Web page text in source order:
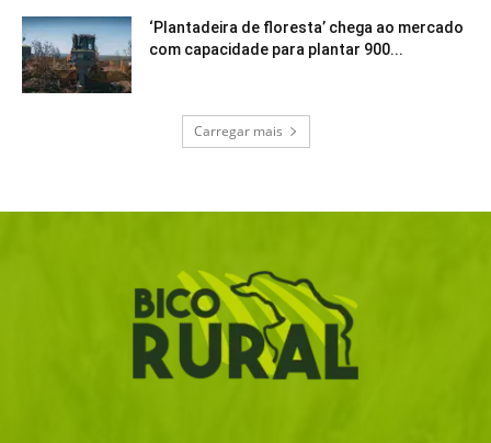
‘Plantadeira de floresta’ chega ao mercado
com capacidade para plantar 900...
Carregar mais